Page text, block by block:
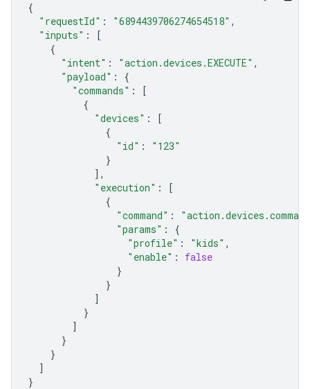
{
"requestId" : "6894439706274654518" ,
"inputs" :
[
{
"intent" : "action.devices.EXECUTE" ,
"payload" :
{
"commands" :
[
{
"devices" :
[
{
"id" :
"123"
}
],
"execution" :
[
{
"command" :
"params" :
{
"profile" : "kids" ,
"enable" :
false
}
}
]
}
]
}
}
]
}